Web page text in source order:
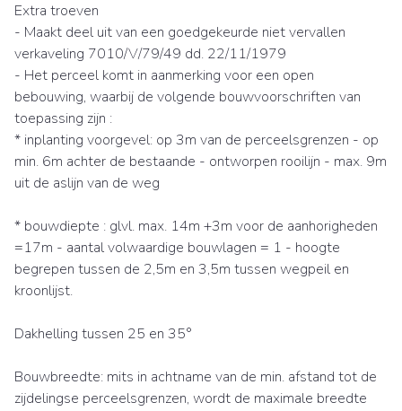
Extra troeven
- Maakt deel uit van een goedgekeurde niet vervallen
verkaveling 7010/V/79/49 dd. 22/11/1979
- Het perceel komt in aanmerking voor een open
bebouwing, waarbij de volgende bouwvoorschriften van
toepassing zijn :
* inplanting voorgevel: op 3m van de perceelsgrenzen - op
min. 6m achter de bestaande - ontworpen rooilijn - max. 9m
uit de aslijn van de weg
* bouwdiepte : glvl. max. 14m +3m voor de aanhorigheden
=17m - aantal volwaardige bouwlagen = 1 - hoogte
begrepen tussen de 2,5m en 3,5m tussen wegpeil en
kroonlijst.
Dakhelling tussen 25 en 35°
Bouwbreedte: mits in achtname van de min. afstand tot de
zijdelingse perceelsgrenzen, wordt de maximale breedte